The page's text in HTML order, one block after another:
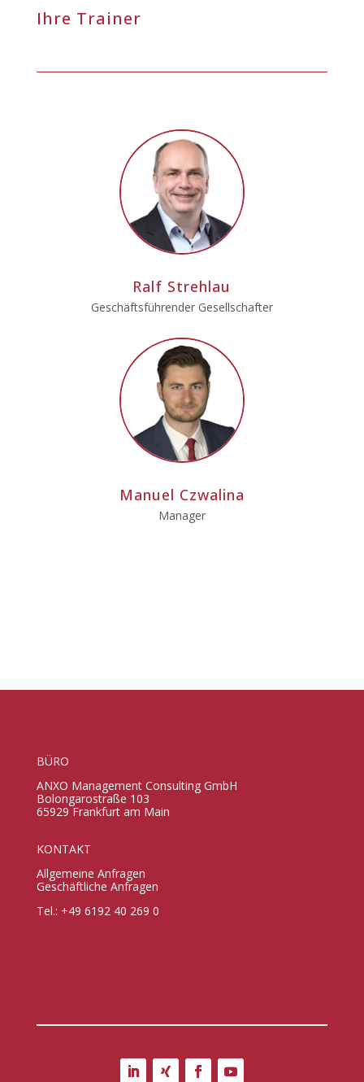
Ihre Trainer
Ralf Strehlau
Geschäftsführender Gesellschafter
Manuel Czwalina
Manager
BÜRO
ANXO Management Consulting GmbH
Bolongarostraße 103
65929 Frankfurt am Main
KONTAKT
Allgemeine Anfragen
Geschäftliche Anfragen
Tel.: +49 6192 40 269 0